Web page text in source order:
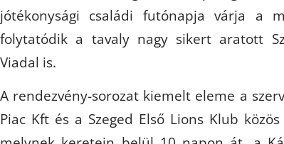
jótékonysági családi futónapja várja a
folytatódik a tavaly nagy sikert aratott
Viadal is.
A rendezvény-sorozat kiemelt eleme a
Piac Kft és a Szeged Első Lions Klub